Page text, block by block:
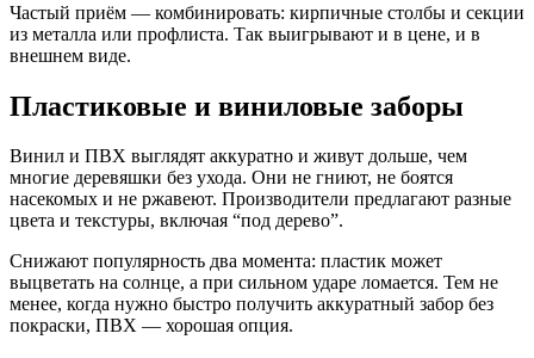
Частый приём — комбинировать: кирпичные столбы и секции
из металла или профлиста. Так выигрывают и в цене, и в
внешнем виде.
Пластиковые и виниловые заборы
Винил и ПВХ выглядят аккуратно и живут дольше, чем
многие деревяшки без ухода. Они не гниют, не боятся
насекомых и не ржавеют. Производители предлагают разные
цвета и текстуры, включая “под дерево”.
Снижают популярность два момента: пластик может
выцветать на солнце, а при сильном ударе ломается. Тем не
менее, когда нужно быстро получить аккуратный забор без
покраски, ПВХ — хорошая опция.